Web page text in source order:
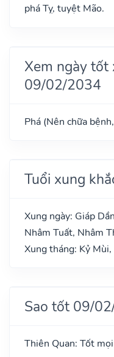
phá Tỵ, tuyệt Mão.
Xem ngày tốt
09/02/2034
Phá (Nên chữa
Tuổi xung
Xung ngày: Giáp
Nhâm Tuất, Nhâm
Xung tháng: Kỷ
Sao tốt 09/
Thiên Quan: Tốt